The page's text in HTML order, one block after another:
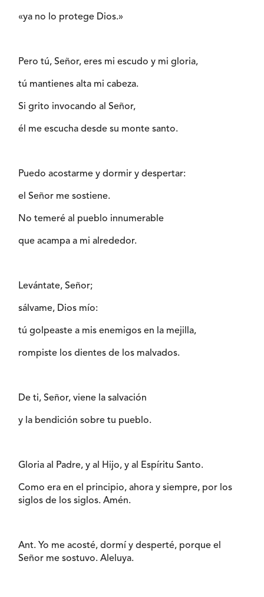
«ya no lo protege Dios.»
Pero tú, Señor, eres mi escudo y mi gloria,
tú mantienes alta mi cabeza.
Si grito invocando al Señor,
él me escucha desde su monte santo.
Puedo acostarme y dormir y despertar:
el Señor me sostiene.
No temeré al pueblo innumerable
que acampa a mi alrededor.
Levántate, Señor;
sálvame, Dios mío:
tú golpeaste a mis enemigos en la mejilla,
rompiste los dientes de los malvados.
De ti, Señor, viene la salvación
y la bendición sobre tu pueblo.
Gloria al Padre, y al Hijo, y al Espíritu Santo.
Como era en el principio, ahora y siempre, por los
siglos de los siglos. Amén.
Ant. Yo me acosté, dormí y desperté, porque el
Señor me sostuvo. Aleluya.